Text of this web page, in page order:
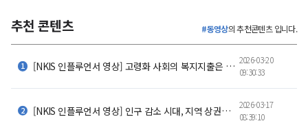
추천 콘텐츠 #동영상의 추천콘텐츠 입니다.
[NKIS 인플루언서 영상] 고령화 사회의 복지지출은 얼마나 늘었을까? 2026-03-20
09:30:33
[NKIS 인플루언서 영상] 인구 감소 시대, 지역 상권의 생존 전략
2026-03-17
08:39:10